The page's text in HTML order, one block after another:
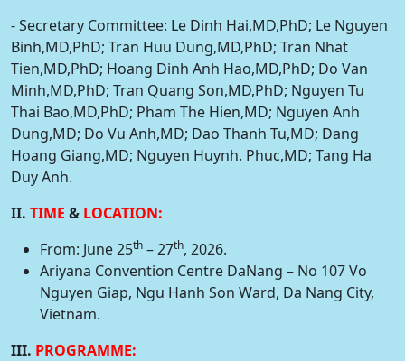
- Secretary Committee: Le Dinh Hai,MD,PhD; Le Nguyen
Binh,MD,PhD; Tran Huu Dung,MD,PhD; Tran Nhat
Tien,MD,PhD; Hoang Dinh Anh Hao,MD,PhD; Do Van
Minh,MD,PhD; Tran Quang Son,MD,PhD; Nguyen Tu
Thai Bao,MD,PhD; Pham The Hien,MD; Nguyen Anh
Dung,MD; Do Vu Anh,MD; Dao Thanh Tu,MD; Dang
Hoang Giang,MD; Nguyen Huynh. Phuc,MD; Tang Ha
Duy Anh.
II. TIME & LOCATION:
From: June 25th – 27th, 2026.
Ariyana Convention Centre DaNang – No 107 Vo
Nguyen Giap, Ngu Hanh Son Ward, Da Nang City,
Vietnam.
III. PROGRAMME: